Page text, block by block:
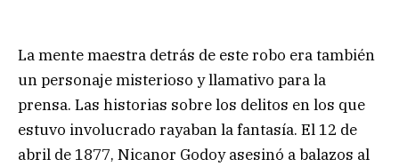
La mente maestra detrás de este robo era también
un personaje misterioso y llamativo para la
prensa. Las historias sobre los delitos en los que
estuvo involucrado rayaban la fantasía. El 12 de
abril de 1877, Nicanor Godoy asesinó a balazos al